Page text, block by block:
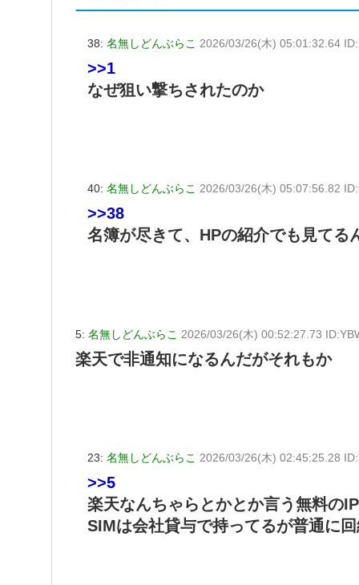
38: 名無しどんぶらこ 2026/03/26(木) 05:01:32.64
>>1
なぜ狙い撃ちされたのか
40: 名無しどんぶらこ 2026/03/26(木) 05:07:56.82
>>38
名簿が尽きて、HPの紹介でも見てる
5: 名無しどんぶらこ 2026/03/26(木) 00:52:27.73
楽天で非通知になるんだがそれもか
23: 名無しどんぶらこ 2026/03/26(木) 02:45:25.28
>>5
楽天なんちゃらとかとか言う無料の
SIMは会社貸与で持ってるが普通に